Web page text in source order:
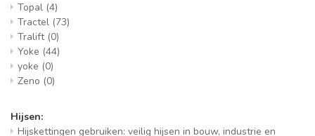
Topal (4)
Tractel (73)
Tralift (0)
Yoke (44)
yoke (0)
Zeno (0)
Hijsen:
Hijskettingen gebruiken: veilig hijsen in bouw, industrie en